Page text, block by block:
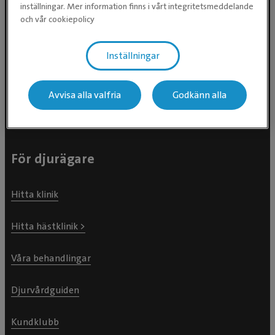
Evidensia Djursjukvård AB
Östhammarsgatan 74
115 28 Stockholm
För djurägare
Hitta klinik
Hitta hästklinik >
Våra behandlingar
Djurvårdguiden
Kundklubb
inställningar. Mer information finns i vårt integritetsmeddelande
och vår cookiepolicy
Inställningar
Avvisa alla valfria Godkänn alla